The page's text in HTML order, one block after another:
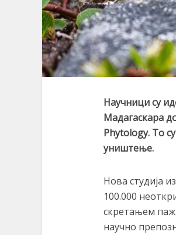
Научници су
Мадагаскара
Phytology. То
уништење.
Нова студија
100.000
скретањем
научно